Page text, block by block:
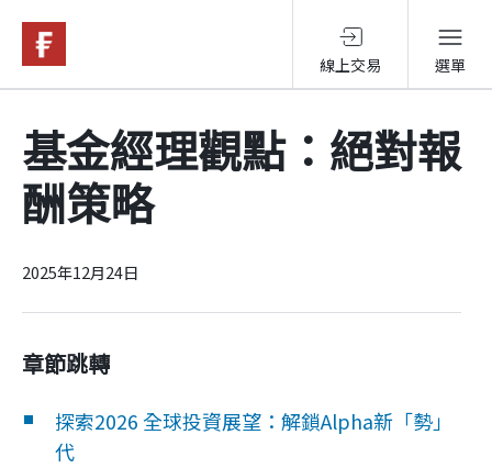
線上交易 選單
基金與配息
永續投資
投資洞見
投資解決方案
關於富達
基金經理觀點：絕對報
酬策略
2025年12月24日
章節跳轉
探索2026 全球投資展望：解鎖Alpha新「勢」
代